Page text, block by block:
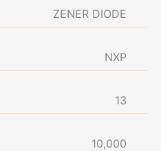
ZENER DIODE
NXP
13
10,000